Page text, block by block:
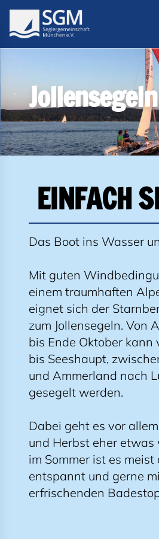
Jollensegeln
EINFACH
Das Boot ins Wasser
Mit guten
einem traumhaften
eignet sich der
zum Jollensegeln. Von
bis Ende Oktober kann
bis Seeshaupt,
und Ammerland nach
gesegelt werden.
Dabei geht es vor
und Herbst eher etwas
im Sommer ist es
entspannt und gerne